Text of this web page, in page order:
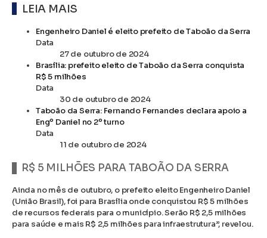
LEIA MAIS
Engenheiro Daniel é eleito prefeito de Taboão da Serra
Data
27 de outubro de 2024
Brasília: prefeito eleito de Taboão da Serra conquista
R$ 5 milhões
Data
30 de outubro de 2024
Taboão da Serra: Fernando Fernandes declara apoio a
Engº Daniel no 2º turno
Data
11 de outubro de 2024
R$ 5 MILHÕES PARA TABOÃO DA SERRA
Ainda no mês de outubro, o prefeito eleito Engenheiro Daniel
(União Brasil), foi para Brasília onde conquistou R$ 5 milhões
de recursos federais para o município. Serão R$ 2,5 milhões
para saúde e mais R$ 2,5 milhões para infraestrutura”, revelou.